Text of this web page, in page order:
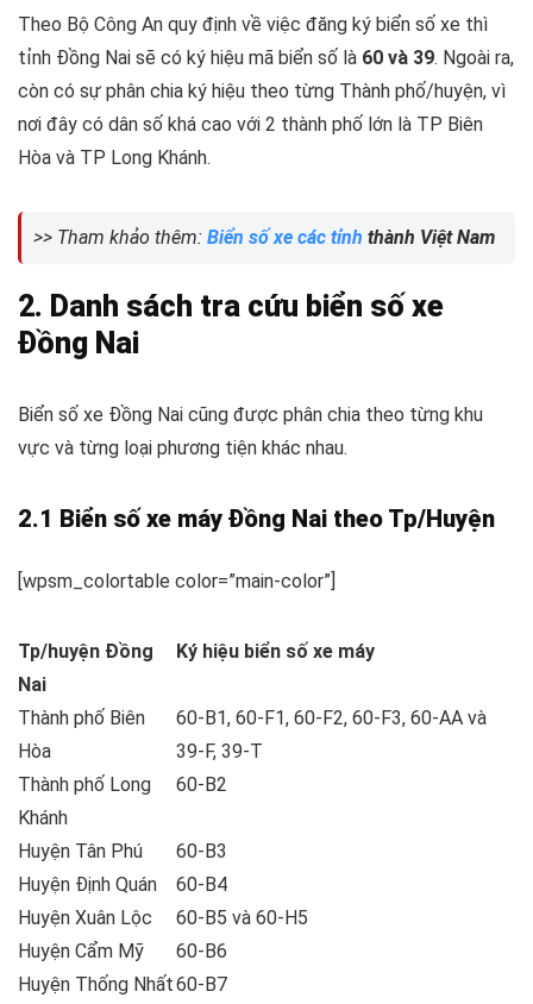
Theo Bộ Công An quy định về việc đăng ký biển số xe thì
tỉnh Đồng Nai sẽ có ký hiệu mã biển số là 60 và 39. Ngoài ra,
còn có sự phân chia ký hiệu theo từng Thành phố/huyện, vì
nơi đây có dân số khá cao với 2 thành phố lớn là TP Biên
Hòa và TP Long Khánh.
>> Tham khảo thêm: Biển số xe các tỉnh thành Việt Nam
2. Danh sách tra cứu biển số xe
Đồng Nai
Biển số xe Đồng Nai cũng được phân chia theo từng khu
vực và từng loại phương tiện khác nhau.
2.1 Biển số xe máy Đồng Nai theo Tp/Huyện
[wpsm_colortable color=”main-color”]
Tp/huyện Đồng
Nai
Ký hiệu biển số xe máy
Thành phố Biên
Hòa
60-B1, 60-F1, 60-F2, 60-F3, 60-AA và
39-F, 39-T
Thành phố Long
Khánh
60-B2
Huyện Tân Phú
60-B3
Huyện Định Quán
60-B4
Huyện Xuân Lộc
60-B5 và 60-H5
Huyện Cẩm Mỹ
60-B6
Huyện Thống Nhất60-B7